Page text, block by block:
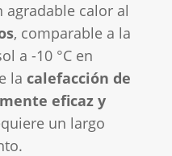
agradable calor al
, comparable a la
a -10 °C en
la calefacción de
eficaz y
un largo